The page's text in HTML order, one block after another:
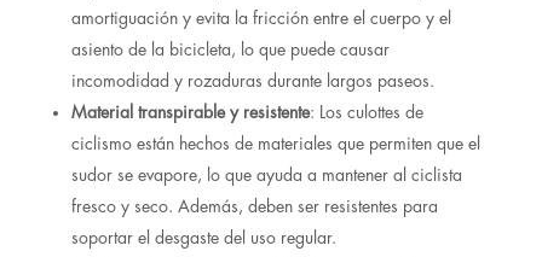
amortiguación y evita la fricción entre el cuerpo y el
asiento de la bicicleta, lo que puede causar
incomodidad y rozaduras durante largos paseos.
Material transpirable y resistente: Los culottes de
ciclismo están hechos de materiales que permiten que el
sudor se evapore, lo que ayuda a mantener al ciclista
fresco y seco. Además, deben ser resistentes para
soportar el desgaste del uso regular.